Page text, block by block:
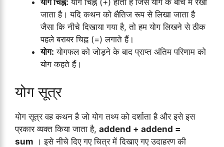
योग चिह्न: योग चिह्न (+) होता है जिसे योग के बीच में रखा
जाता है। यदि कथन को क्षैतिज रूप से लिखा जाता है
जैसा कि नीचे दिखाया गया है, तो हम योग लिखने से ठीक
पहले बराबर चिह्न (=) लगाते हैं।
योग: योगफल को जोड़ने के बाद प्राप्त अंतिम परिणाम को
योग कहते हैं।
योग सूत्र
योग सूत्र वह कथन है जो योग तथ्य को दर्शाता है और इसे इस
प्रकार व्यक्त किया जाता है, addend + addend =
sum । इसे नीचे दिए गए चित्र में दिखाए गए उदाहरण की